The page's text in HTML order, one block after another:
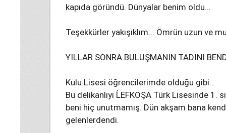
kapıda göründü. Dünyalar benim oldu…
Teşekkürler yakışıklım... Ömrün uzun ve
YILLAR SONRA BULUŞMANIN TADINI
Kulu Lisesi öğrencilerimde olduğu gibi…
Bu delikanlıyı ĹEFKOŞA Türk Lisesinde
beni hiç unutmamış. Dün akşam bana
gelenlerdendi.